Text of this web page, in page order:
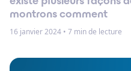
montrons comment
16 janvier 2024 • 7 min de lecture